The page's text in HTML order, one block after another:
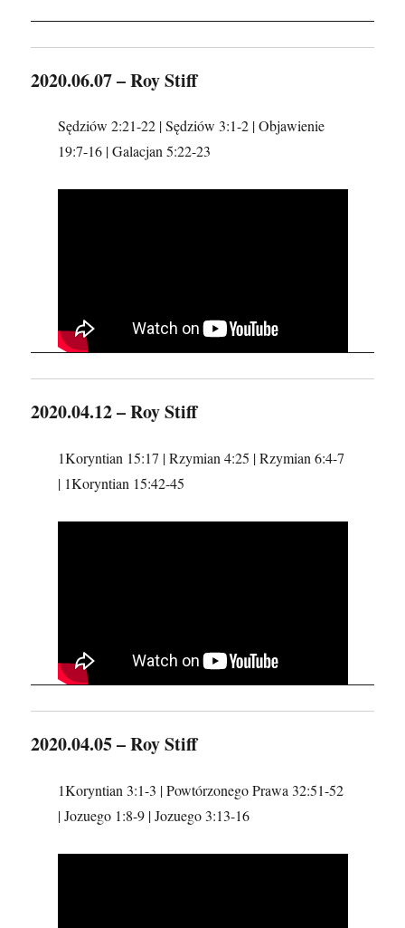
2020.06.07 – Roy Stiff
Sędziów 2:21-22 | Sędziów 3:1-2 | Objawienie
19:7-16 | Galacjan 5:22-23
2020.04.12 – Roy Stiff
1Koryntian 15:17 | Rzymian 4:25 | Rzymian 6:4-7
| 1Koryntian 15:42-45
2020.04.05 – Roy Stiff
1Koryntian 3:1-3 | Powtórzonego Prawa 32:51-52
| Jozuego 1:8-9 | Jozuego 3:13-16